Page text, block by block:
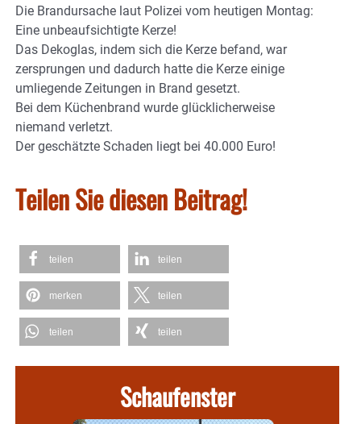
Die Brandursache laut Polizei vom heutigen Montag:
Eine unbeaufsichtigte Kerze!
Das Dekoglas, indem sich die Kerze befand, war
zersprungen und dadurch hatte die Kerze einige
umliegende Zeitungen in Brand gesetzt.
Bei dem Küchenbrand wurde glücklicherweise
niemand verletzt.
Der geschätzte Schaden liegt bei 40.000 Euro!
Teilen Sie diesen Beitrag!
teilen teilen
merken teilen
teilen teilen
Schaufenster